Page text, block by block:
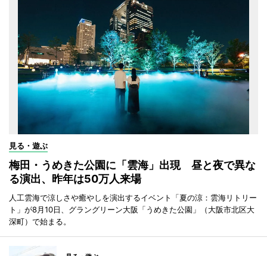
見る・遊ぶ
梅田・うめきた公園に「雲海」出現 昼と夜で異な
る演出、昨年は50万人来場
人工雲海で涼しさや癒やしを演出するイベント「夏の涼：雲海リトリー
ト」が8月10日、グラングリーン大阪「うめきた公園」（大阪市北区大
深町）で始まる。